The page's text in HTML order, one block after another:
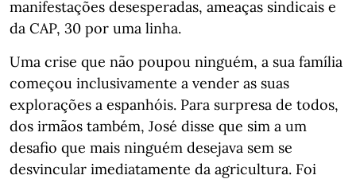
manifestações desesperadas, ameaças sindicais e
da CAP, 30 por uma linha.
Uma crise que não poupou ninguém, a sua família
começou inclusivamente a vender as suas
explorações a espanhóis. Para surpresa de todos,
dos irmãos também, José disse que sim a um
desafio que mais ninguém desejava sem se
desvincular imediatamente da agricultura. Foi